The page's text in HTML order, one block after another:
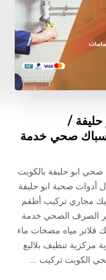
/
معلم سباك صحي خدمة
ابو حليفة بالكويت
صحية ابو حليفة
مجاري تركيب أطقم
الصرف الصحي خدمة
فلاتر مياه مضخات ماء
مركزية تنظيف بلاليع
الكويت تركيب …